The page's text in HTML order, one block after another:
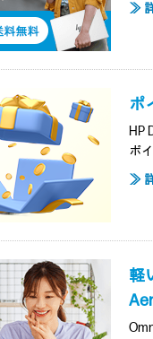
≫
ポ
HP
ポ
≫
軽